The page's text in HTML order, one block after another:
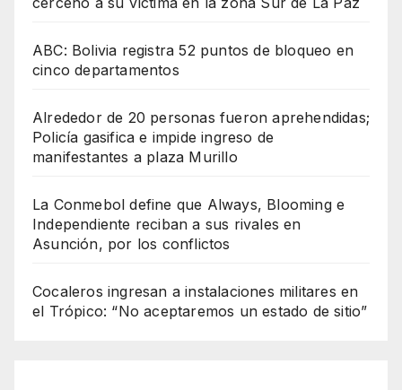
ABC: Bolivia registra 52 puntos de bloqueo en
cinco departamentos
Alrededor de 20 personas fueron aprehendidas;
Policía gasifica e impide ingreso de
manifestantes a plaza Murillo
La Conmebol define que Always, Blooming e
Independiente reciban a sus rivales en
Asunción, por los conflictos
Cocaleros ingresan a instalaciones militares en
el Trópico: “No aceptaremos un estado de sitio”